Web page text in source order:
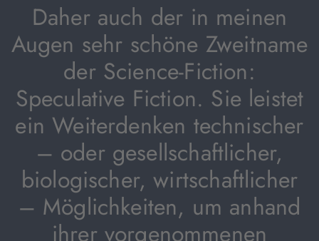
Daher auch der in meinen
Augen sehr schöne Zweitname
der Science-Fiction:
Speculative Fiction. Sie leistet
ein Weiterdenken technischer
– oder gesellschaftlicher,
biologischer, wirtschaftlicher
– Möglichkeiten, um anhand
ihrer vorgenommenen